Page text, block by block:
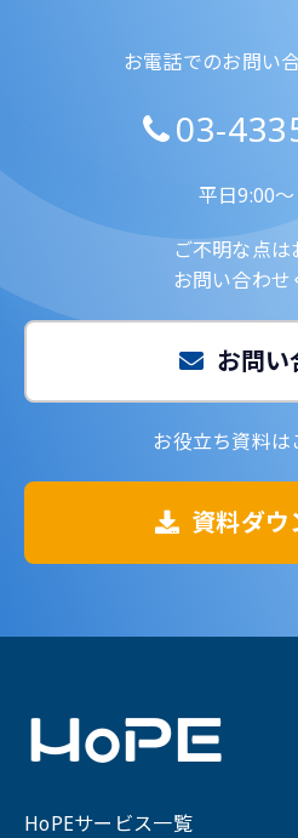
お電話でのお問い
03-
平日9:00
ご不明な点は
お問い合わせ
お問い
お役立ち資料は
資料ダウ
HoPEサービス一覧